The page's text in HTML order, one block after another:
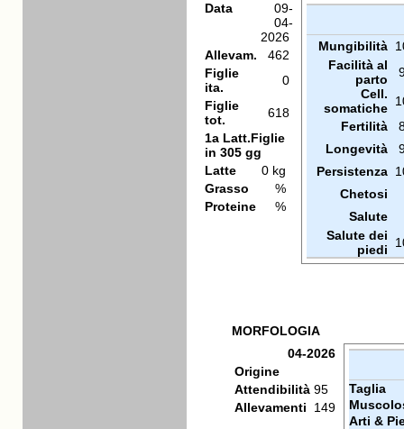
Data
09-
04-
2026
Allevam.
462
Figlie
ita.
0
Figlie
tot.
618
1a Latt.Figlie
in 305 gg
Latte
0 kg
Grasso
%
Proteine
%
Mungibilità
Facilità al
parto
Cell.
somatiche
Fertilità
Longevità
Persistenza
Chetosi
Salute
Salute dei
piedi
MORFOLOGIA
04-2026
Origine
Attendibilità 95
Allevamenti
149
Taglia
Arti &